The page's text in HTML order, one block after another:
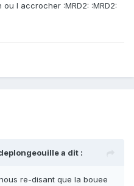
l accrocher :MRD2: :MRD2:
a dit :
re-disant que la bouee